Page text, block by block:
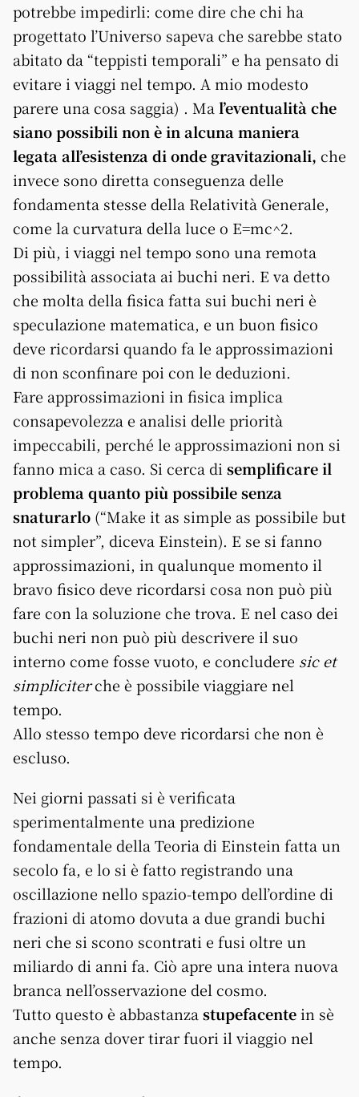
potrebbe impedirli: come dire che chi ha
progettato l’Universo sapeva che sarebbe stato
abitato da “teppisti temporali” e ha pensato di
evitare i viaggi nel tempo. A mio modesto
parere una cosa saggia) . Ma l’eventualità che
siano possibili non è in alcuna maniera
legata all’esistenza di onde gravitazionali, che
invece sono diretta conseguenza delle
fondamenta stesse della Relatività Generale,
come la curvatura della luce o E=mc^2.
Di più, i viaggi nel tempo sono una remota
possibilità associata ai buchi neri. E va detto
che molta della fisica fatta sui buchi neri è
speculazione matematica, e un buon fisico
deve ricordarsi quando fa le approssimazioni
di non sconfinare poi con le deduzioni.
Fare approssimazioni in fisica implica
consapevolezza e analisi delle priorità
impeccabili, perché le approssimazioni non si
fanno mica a caso. Si cerca di semplificare il
problema quanto più possibile senza
snaturarlo (“Make it as simple as possibile but
not simpler”, diceva Einstein). E se si fanno
approssimazioni, in qualunque momento il
bravo fisico deve ricordarsi cosa non può più
fare con la soluzione che trova. E nel caso dei
buchi neri non può più descrivere il suo
interno come fosse vuoto, e concludere sic et
simpliciterche è possibile viaggiare nel
tempo.
Allo stesso tempo deve ricordarsi che non è
escluso.
Nei giorni passati si è verificata
sperimentalmente una predizione
fondamentale della Teoria di Einstein fatta un
secolo fa, e lo si è fatto registrando una
oscillazione nello spazio-tempo dell’ordine di
frazioni di atomo dovuta a due grandi buchi
neri che si scono scontrati e fusi oltre un
miliardo di anni fa. Ciò apre una intera nuova
branca nell’osservazione del cosmo.
Tutto questo è abbastanza stupefacentein sè
anche senza dover tirar fuori il viaggio nel
tempo.